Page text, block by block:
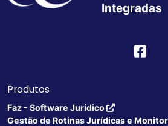
Integradas
Produtos
Faz - Software Jurídico
Gestão de Rotinas Jurídicas e